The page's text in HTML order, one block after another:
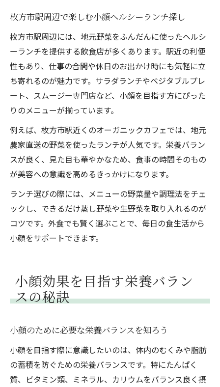
枚方市駅周辺で楽しむ小顔ヘルシーランチ探し
枚方市駅周辺には、地元野菜をふんだんに使ったヘルシ
ーランチを提供する飲食店が多くあります。駅近の利便
性もあり、仕事の合間や休日のお出かけ時にも気軽に立
ち寄れるのが魅力です。サラダランチやベジタブルプレ
ート、スムージー専門店など、小顔を目指す方にぴった
りのメニューが揃っています。
例えば、枚方市駅近くのオーガニックカフェでは、地元
農家直送の野菜を使ったランチが人気です。栄養バラン
スが良く、見た目も華やかなため、食事の時間そのもの
が美容への意識を高めるきっかけになります。
ランチ選びの際には、メニューの野菜量や調理法をチェ
ックし、できるだけ蒸し野菜や生野菜を取り入れるのが
コツです。外食でも賢く選ぶことで、毎日の食生活から
小顔をサポートできます。
小顔効果を目指す栄養バラン
スの秘訣
小顔のために必要な栄養バランスを知ろう
小顔を目指す際に意識したいのは、体内のむくみや脂肪
の蓄積を防ぐための栄養バランスです。特にたんぱく
質、ビタミン類、ミネラル、カリウムをバランス良く摂